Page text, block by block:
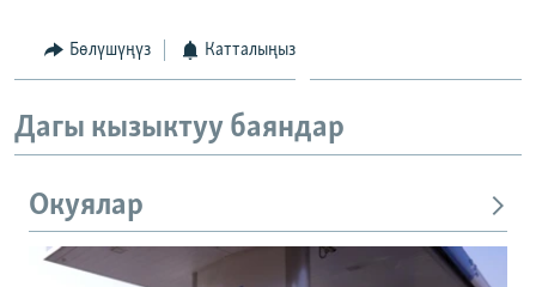
ЭЕ/АРнун бардык сайттары
Бөлүшүңүз Катталыңыз
Дагы кызыктуу баяндар
Окуялар